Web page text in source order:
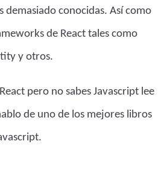
demasiado conocidas. Así como
de React tales como
y otros.
pero no sabes Javascript lee
de uno de los mejores libros